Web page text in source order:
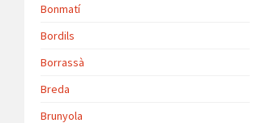
Bonmatí
Bordils
Borrassà
Breda
Brunyola